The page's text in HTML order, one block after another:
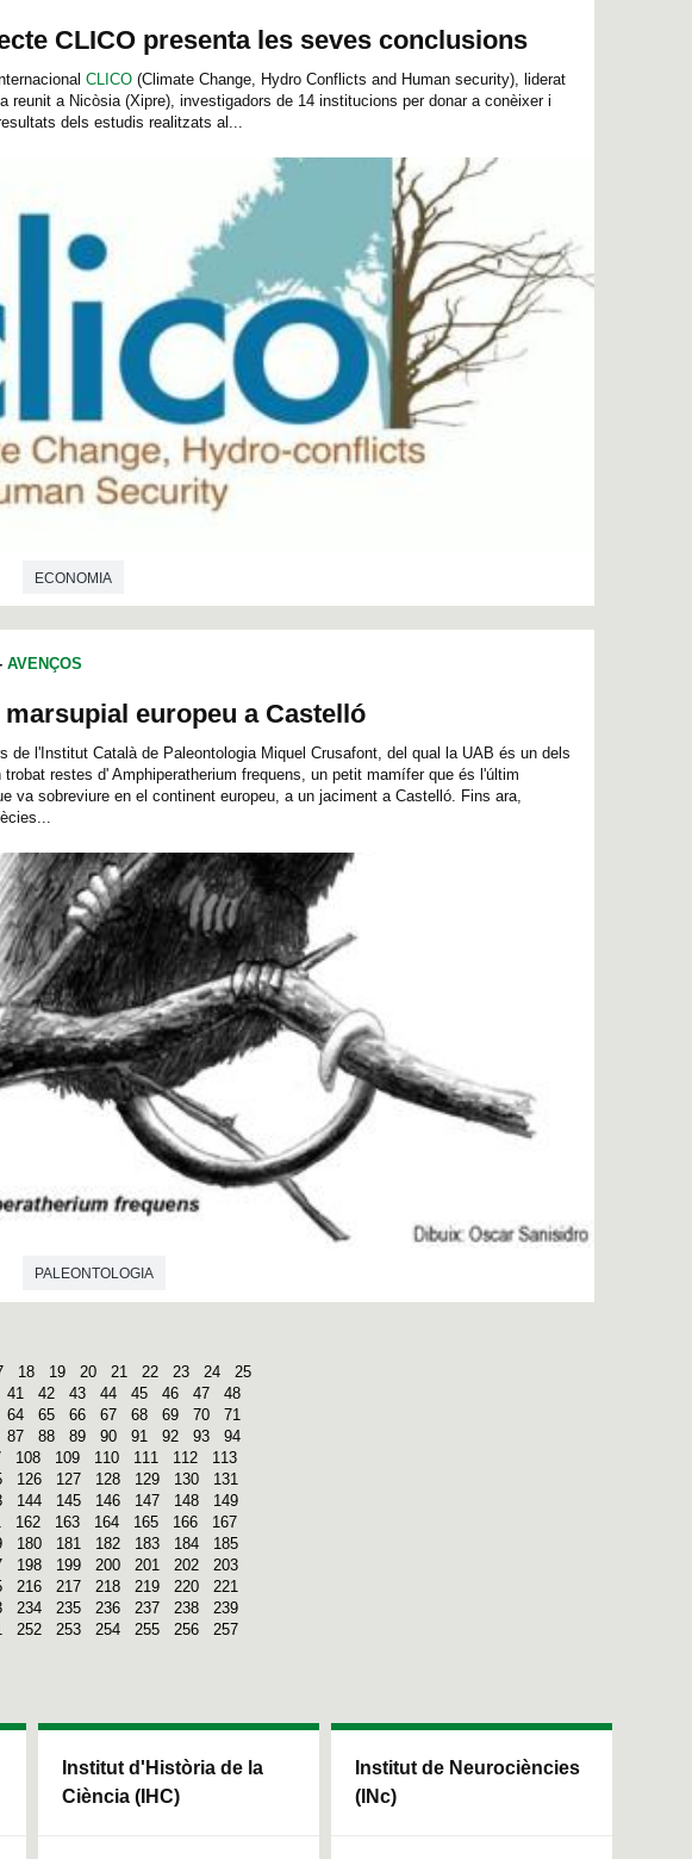
CLICO presenta les seves conclusions
CLICO (Climate Change, Hydro Conflicts and Human security), liderat
reunit a Nicòsia (Xipre), investigadors de 14 institucions per donar a conèixer i
dels estudis realitzats al...
ECONOMIA
AVENÇOS
europeu a Castelló
de l'Institut Català de Paleontologia Miquel Crusafont, del qual la UAB és un dels
trobat restes d' Amphiperatherium frequens, un petit mamífer que és l'últim
va sobreviure en el continent europeu, a un jaciment a Castelló. Fins ara,
PALEONTOLOGIA
18 19 20 21 22 23 24
25
41 42 43 44 45 46 47
48
64 65 66 67 68 69 70
71
87 88 89 90 91 92 93
94
108 109 110 111 112
113
126 127 128 129 130
131
144 145 146 147 148
149
162 163 164 165 166
167
180 181 182 183 184
185
198 199 200 201 202
203
216 217 218 219 220
221
234 235 236 237 238
239
252 253 254 255 256
257
Institut d'Història de la
Ciència (IHC)
Institut de Neurociències
(INc)